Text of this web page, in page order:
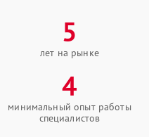
5
лет на рынке
4
минимальный опыт работы
специалистов